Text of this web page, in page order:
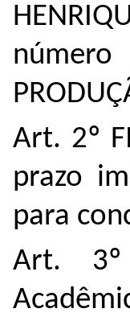
número
Art. 2º
prazo
para
Art. 3º